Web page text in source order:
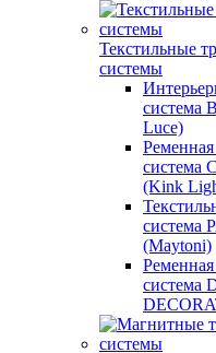
Текстильные
системы
система
Luce)
Ременная
система
(Kink
система
(Maytoni)
Ременная
система